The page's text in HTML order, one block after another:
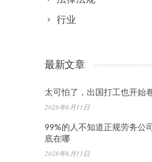
行业
最新文章
太可怕了，出国打工也开始
2026年6月11日
99%的人不知道正规劳务公
底在哪
2026年6月11日